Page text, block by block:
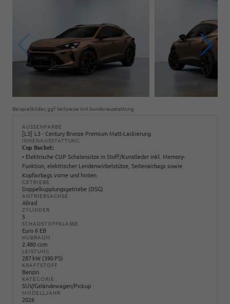
Beispielbilder, ggf. teilweise mit Sonderausstattung
AUSSENFARBE
L3 L3 - Century Bronze Premium Matt-Lackierung
INNENAUSSTATTUNG
Cup Bucket:
• Elektrische CUP Schalensitze in Stoff/Kunstleder inkl. Memory-
Funktion, elektrischer Lendenwirbelstütze, Seitenairbags sowie
Kopfairbags vorne und hinten
GETRIEBE
Doppelkupplungsgetriebe (DSG)
ANTRIEBSACHSE
Allrad
ZYLINDER
5
SCHADSTOFFKLASSE
Euro 6 EB
HUBRAUM
2.480 ccm
LEISTUNG
287 kW (390 PS)
KRAFTSTOFF
Benzin
KATEGORIE
SUV/Geländewagen/Pickup
MODELLJAHR
2026